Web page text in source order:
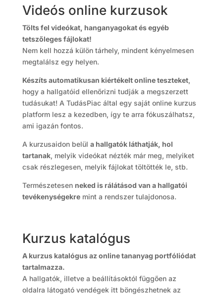
Videós online kurzusok
Tölts fel videókat, hanganyagokat és egyéb
tetszőleges fájlokat!
Nem kell hozzá külön tárhely, mindent kényelmesen
megtalálsz egy helyen.
Készíts automatikusan kiértékelt online teszteket,
hogy a hallgatóid ellenőrizni tudják a megszerzett
tudásukat! A TudásPiac által egy saját online kurzus
platform lesz a kezedben, így te arra fókuszálhatsz,
ami igazán fontos.
A kurzusaidon belül a hallgatók láthatják, hol
tartanak, melyik videókat nézték már meg, melyiket
csak részlegesen, melyik fájlokat töltötték le, stb.
Természetesen neked is rálátásod van a hallgatói
tevékenységekremint a rendszer tulajdonosa.
Kurzus katalógus
A kurzus katalógus az online tananyag portfóliódat
tartalmazza.
A hallgatók, illetve a beállításoktól függően az
oldalra látogató vendégek itt böngészhetnek az